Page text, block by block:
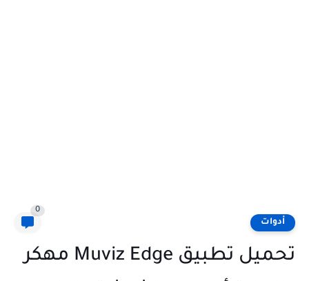
أدوات
0
تحميل تطبيقMuviz Edge ‎ مهكر